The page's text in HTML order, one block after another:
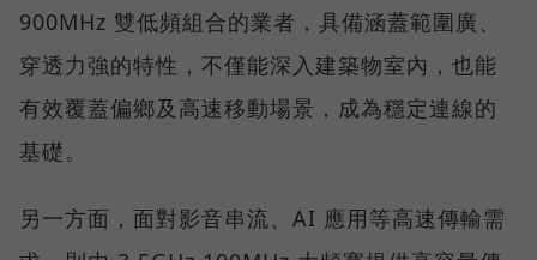
900MHz 雙低頻組合的業者，具備涵蓋範圍廣、
穿透力強的特性，不僅能深入建築物室內，也能
有效覆蓋偏鄉及高速移動場景，成為穩定連線的
基礎。
另一方面，面對影音串流、AI 應用等高速傳輸需